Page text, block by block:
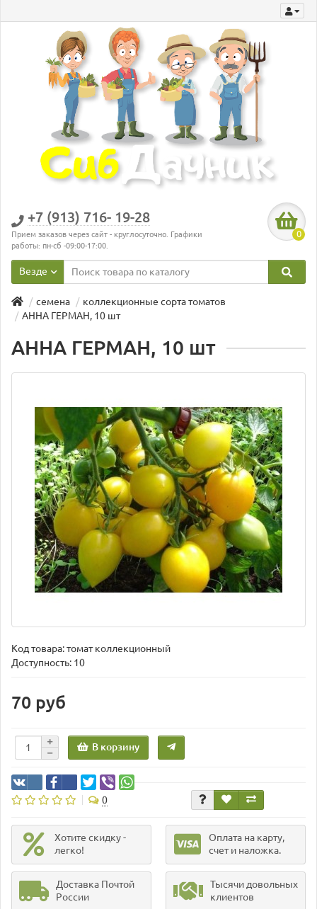
+7 (913) 716- 19-28
Прием заказов через сайт - круглосуточно. Графики
работы: пн-сб -09:00-17:00.
0
Везде
семена
коллекционные сорта томатов
АННА ГЕРМАН, 10 шт
АННА ГЕРМАН, 10 шт
Код товара:томат коллекционный
Доступность: 10
70 руб
В корзину
0
Хотите скидку -
легко!
Оплата на карту,
счет и наложка.
Доставка Почтой
России
Тысячи довольных
клиентов